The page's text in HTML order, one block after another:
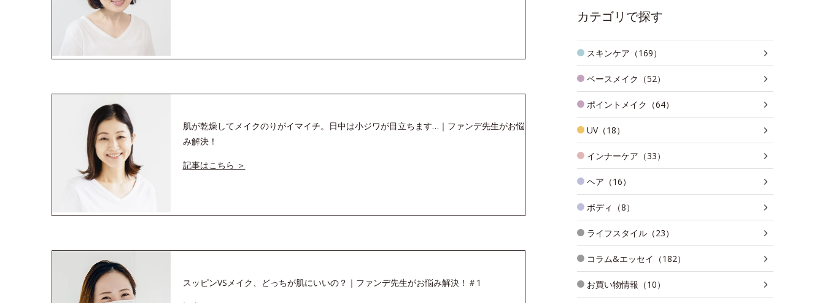
肌が乾燥してメイクのりがイマイチ。日中は小ジワが目立ちます…｜ファンデ先生がお悩
み解決！
記事はこちら ＞
スッピンVSメイク、どっちが肌にいいの？｜ファンデ先生がお悩み解決！＃1
カテゴリで探す
スキンケア（169）
ベースメイク（52）
ポイントメイク（64）
UV（18）
インナーケア（33）
ヘア（16）
ボディ（8）
ライフスタイル（23）
コラム&エッセイ（182）
お買い物情報（10）